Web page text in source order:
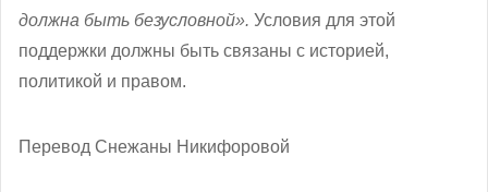
должна быть безусловной». Условия для этой
поддержки должны быть связаны с историей,
политикой и правом.
Перевод Снежаны Никифоровой